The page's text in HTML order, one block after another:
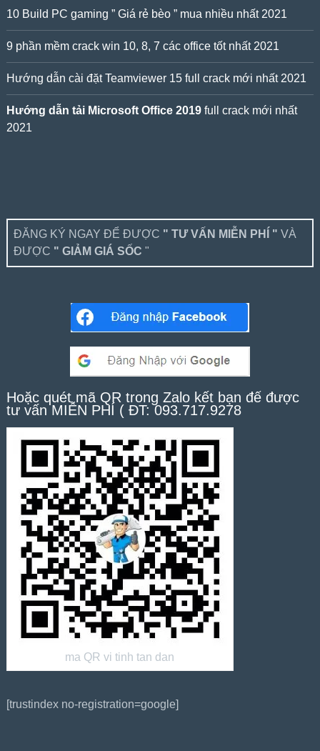
10 Build PC gaming ” Giá rẻ bèo ” mua nhiều nhất 2021
9 phần mềm crack win 10, 8, 7 các office tốt nhất 2021
Hướng dẫn cài đặt Teamviewer 15 full crack mới nhất 2021
Hướng dẫn tải Microsoft Office 2019full crack mới nhất
2021
ĐĂNG KÝ NGAY ĐỂ ĐƯỢC " TƯ VẤN MIỄN PHÍ " VÀ
ĐƯỢC " GIẢM GIÁ SỐC "
Hoặc quét mã QR trong Zalo kết bạn để được
tư vấn MIỄN PHÍ ( ĐT: 093.717.9278
ma QR vi tinh tan dan
[trustindex no-registration=google]